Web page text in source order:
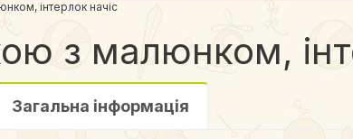
інтерлок начіс
з малюнком,
Загальна інформація